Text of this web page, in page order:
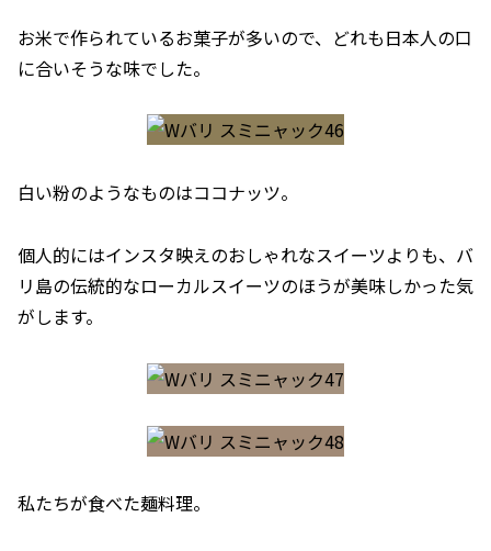
お米で作られているお菓子が多いので、どれも日本人の口
に合いそうな味でした。
白い粉のようなものはココナッツ。
個人的にはインスタ映えのおしゃれなスイーツよりも、バ
リ島の伝統的なローカルスイーツのほうが美味しかった気
がします。
私たちが食べた麺料理。